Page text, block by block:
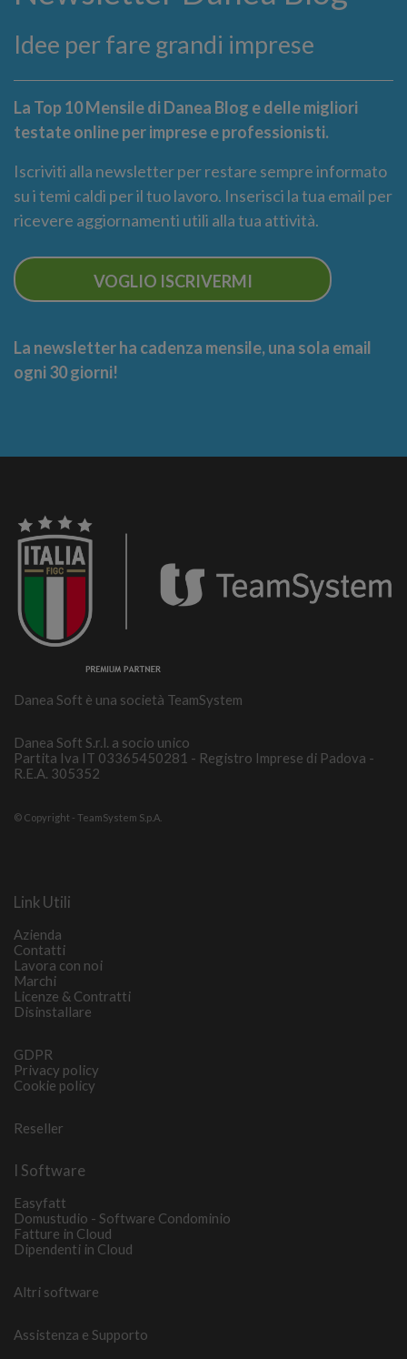
Idee per fare grandi imprese
La Top 10 Mensile di Danea Blog e delle migliori
testate online per imprese e professionisti.
Iscriviti alla newsletter per restare sempre informato
su i temi caldi per il tuo lavoro. Inserisci la tua email per
ricevere aggiornamenti utili alla tua attività.
VOGLIO ISCRIVERMI
La newsletter ha cadenza mensile, una sola email
ogni 30 giorni!
Danea Soft è una società TeamSystem
Danea Soft S.r.l. a socio unico
Partita Iva IT 03365450281 - Registro Imprese di Padova -
R.E.A. 305352
© Copyright - TeamSystem S.p.A.
Link Utili
Azienda
Contatti
Lavora con noi
Marchi
Licenze & Contratti
Disinstallare
GDPR
Privacy policy
Cookie policy
Reseller
I Software
Easyfatt
Domustudio - Software Condominio
Fatture in Cloud
Dipendenti in Cloud
Altri software
Assistenza e Supporto